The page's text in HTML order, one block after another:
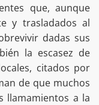
que, aunque
y trasladados al
dadas sus
la escasez de
citados por
de que muchos
llamamientos a la